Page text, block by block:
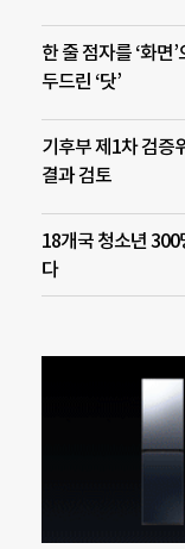
한 줄 점자를 ‘화
두드린 ‘닷’
기후부 제1차 검증
결과 검토
18개국 청소년 300
다